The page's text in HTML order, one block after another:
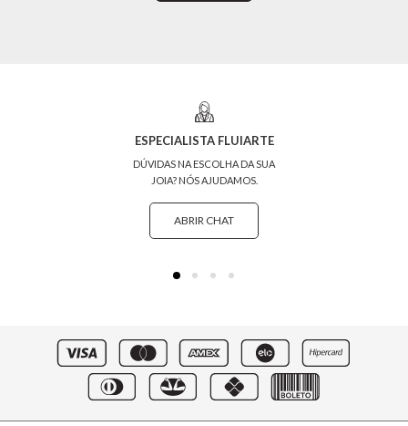
ESPECIALISTA FLUIARTE
DÚVIDAS NA ESCOLHA DA SUA
JOIA? NÓS AJUDAMOS.
ABRIR CHAT